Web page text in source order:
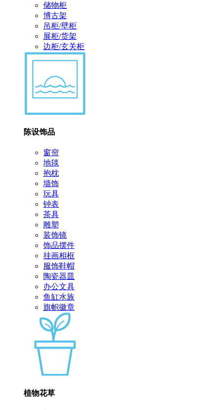
储物柜
博古架
吊柜/壁柜
展柜/货架
边柜/玄关柜
陈设饰品
窗帘
地毯
抱枕
墙饰
玩具
钟表
茶具
雕塑
装饰镜
饰品摆件
挂画相框
服饰鞋帽
陶瓷器皿
办公文具
鱼缸水族
旗帜徽章
植物花草